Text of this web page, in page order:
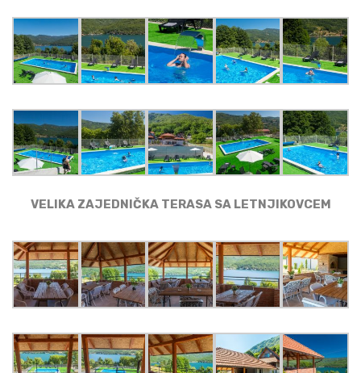
VELIKA ZAJEDNIČKA TERASA SA LETNJIKOVCEM